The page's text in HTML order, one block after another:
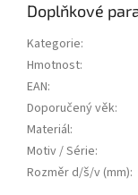
Doplňkové
Kategorie:
Hmotnost:
EAN:
Doporučený věk:
Materiál:
Motiv / Série:
Rozměr d/š/v (mm):